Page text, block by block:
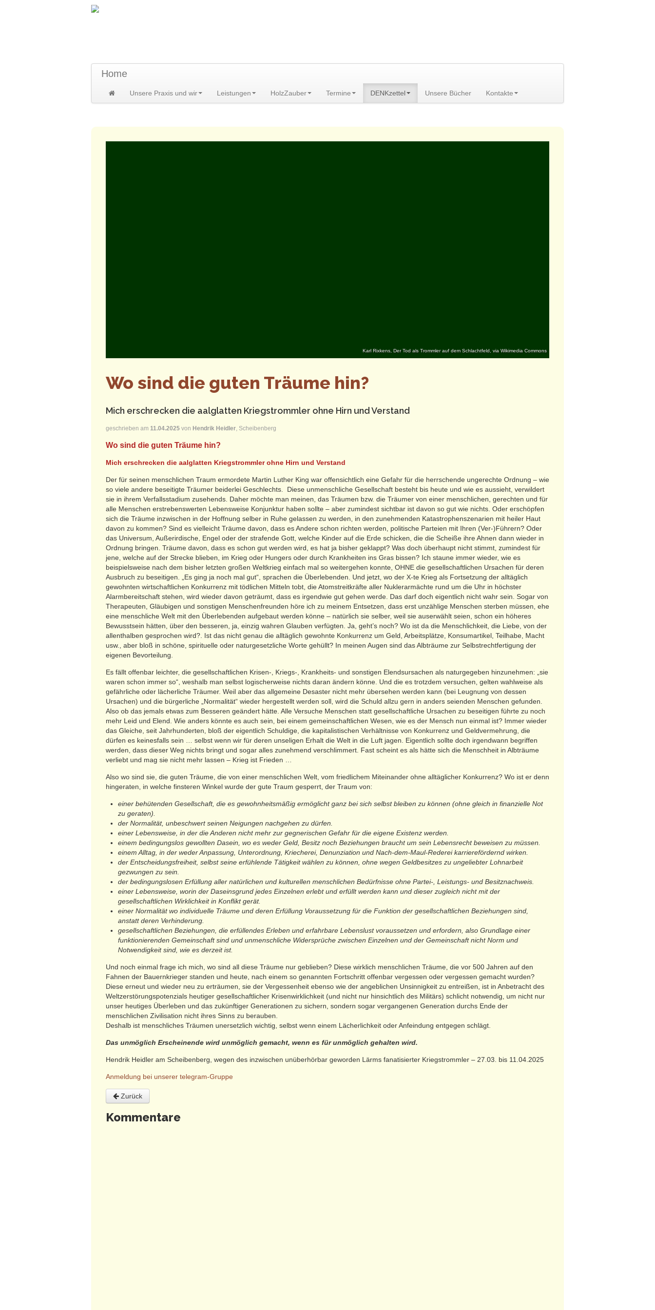
Home
Unsere Praxis und wir Leistungen HolzZauber Termine DENKzettel Unsere Bücher Kontakte
Karl Rixkens, Der Tod als Trommler auf dem Schlachtfeld, via Wikimedia Commons
Wo sind die guten Träume hin?
Mich erschrecken die aalglatten Kriegstrommler ohne Hirn und Verstand
geschrieben am 11.04.2025 von Hendrik Heidler, Scheibenberg
Wo sind die guten Träume hin?
Mich erschrecken die aalglatten Kriegstrommler ohne Hirn und Verstand
Der für seinen menschlichen Traum ermordete Martin Luther King war offensichtlich eine Gefahr für die herrschende ungerechte Ordnung – wie
so viele andere beseitigte Träumer beiderlei Geschlechts. Diese unmenschliche Gesellschaft besteht bis heute und wie es aussieht, verwildert
sie in ihrem Verfallsstadium zusehends. Daher möchte man meinen, das Träumen bzw. die Träumer von einer menschlichen, gerechten und für
alle Menschen erstrebenswerten Lebensweise Konjunktur haben sollte – aber zumindest sichtbar ist davon so gut wie nichts. Oder erschöpfen
sich die Träume inzwischen in der Hoffnung selber in Ruhe gelassen zu werden, in den zunehmenden Katastrophenszenarien mit heiler Haut
davon zu kommen? Sind es vielleicht Träume davon, dass es Andere schon richten werden, politische Parteien mit Ihren (Ver-)Führern? Oder
das Universum, Außerirdische, Engel oder der strafende Gott, welche Kinder auf die Erde schicken, die die Scheiße ihre Ahnen dann wieder in
Ordnung bringen. Träume davon, dass es schon gut werden wird, es hat ja bisher geklappt? Was doch überhaupt nicht stimmt, zumindest für
jene, welche auf der Strecke blieben, im Krieg oder Hungers oder durch Krankheiten ins Gras bissen? Ich staune immer wieder, wie es
beispielsweise nach dem bisher letzten großen Weltkrieg einfach mal so weitergehen konnte, OHNE die gesellschaftlichen Ursachen für deren
Ausbruch zu beseitigen. „Es ging ja noch mal gut“, sprachen die Überlebenden. Und jetzt, wo der X-te Krieg als Fortsetzung der alltäglich
gewohnten wirtschaftlichen Konkurrenz mit tödlichen Mitteln tobt, die Atomstreitkräfte aller Nuklerarmächte rund um die Uhr in höchster
Alarmbereitschaft stehen, wird wieder davon geträumt, dass es irgendwie gut gehen werde. Das darf doch eigentlich nicht wahr sein. Sogar von
Therapeuten, Gläubigen und sonstigen Menschenfreunden höre ich zu meinem Entsetzen, dass erst unzählige Menschen sterben müssen, ehe
eine menschliche Welt mit den Überlebenden aufgebaut werden könne – natürlich sie selber, weil sie auserwählt seien, schon ein höheres
Bewusstsein hätten, über den besseren, ja, einzig wahren Glauben verfügten. Ja, geht’s noch? Wo ist da die Menschlichkeit, die Liebe, von der
allenthalben gesprochen wird?. Ist das nicht genau die alltäglich gewohnte Konkurrenz um Geld, Arbeitsplätze, Konsumartikel, Teilhabe, Macht
usw., aber bloß in schöne, spirituelle oder naturgesetzliche Worte gehüllt? In meinen Augen sind das Albträume zur Selbstrechtfertigung der
eigenen Bevorteilung.
Es fällt offenbar leichter, die gesellschaftlichen Krisen-, Kriegs-, Krankheits- und sonstigen Elendsursachen als naturgegeben hinzunehmen: „sie
waren schon immer so“, weshalb man selbst logischerweise nichts daran ändern könne. Und die es trotzdem versuchen, gelten wahlweise als
gefährliche oder lächerliche Träumer. Weil aber das allgemeine Desaster nicht mehr übersehen werden kann (bei Leugnung von dessen
Ursachen) und die bürgerliche „Normalität“ wieder hergestellt werden soll, wird die Schuld allzu gern in anders seienden Menschen gefunden.
Also ob das jemals etwas zum Besseren geändert hätte. Alle Versuche Menschen statt gesellschaftliche Ursachen zu beseitigen führte zu noch
mehr Leid und Elend. Wie anders könnte es auch sein, bei einem gemeinschaftlichen Wesen, wie es der Mensch nun einmal ist? Immer wieder
das Gleiche, seit Jahrhunderten, bloß der eigentlich Schuldige, die kapitalistischen Verhältnisse von Konkurrenz und Geldvermehrung, die
dürfen es keinesfalls sein … selbst wenn wir für deren unseligen Erhalt die Welt in die Luft jagen. Eigentlich sollte doch irgendwann begriffen
werden, dass dieser Weg nichts bringt und sogar alles zunehmend verschlimmert. Fast scheint es als hätte sich die Menschheit in Albträume
verliebt und mag sie nicht mehr lassen – Krieg ist Frieden …
Also wo sind sie, die guten Träume, die von einer menschlichen Welt, vom friedlichem Miteinander ohne alltäglicher Konkurrenz? Wo ist er denn
hingeraten, in welche finsteren Winkel wurde der gute Traum gesperrt, der Traum von:
einer behütenden Gesellschaft, die es gewohnheitsmäßig ermöglicht ganz bei sich selbst bleiben zu können (ohne gleich in finanzielle Not
zu geraten).
der Normalität, unbeschwert seinen Neigungen nachgehen zu dürfen.
einer Lebensweise, in der die Anderen nicht mehr zur gegnerischen Gefahr für die eigene Existenz werden.
einem bedingungslos gewollten Dasein, wo es weder Geld, Besitz noch Beziehungen braucht um sein Lebensrecht beweisen zu müssen.
einem Alltag, in der weder Anpassung, Unterordnung, Kriecherei, Denunziation und Nach-dem-Maul-Rederei karrierefördernd wirken.
der Entscheidungsfreiheit, selbst seine erfühlende Tätigkeit wählen zu können, ohne wegen Geldbesitzes zu ungeliebter Lohnarbeit
gezwungen zu sein.
der bedingungslosen Erfüllung aller natürlichen und kulturellen menschlichen Bedürfnisse ohne Partei-, Leistungs- und Besitznachweis.
einer Lebensweise, worin der Daseinsgrund jedes Einzelnen erlebt und erfüllt werden kann und dieser zugleich nicht mit der
gesellschaftlichen Wirklichkeit in Konflikt gerät.
einer Normalität wo individuelle Träume und deren Erfüllung Voraussetzung für die Funktion der gesellschaftlichen Beziehungen sind,
anstatt deren Verhinderung.
gesellschaftlichen Beziehungen, die erfüllendes Erleben und erfahrbare Lebenslust voraussetzen und erfordern, also Grundlage einer
funktionierenden Gemeinschaft sind und unmenschliche Widersprüche zwischen Einzelnen und der Gemeinschaft nicht Norm und
Notwendigkeit sind, wie es derzeit ist.
Und noch einmal frage ich mich, wo sind all diese Träume nur geblieben? Diese wirklich menschlichen Träume, die vor 500 Jahren auf den
Fahnen der Bauernkrieger standen und heute, nach einem so genannten Fortschritt offenbar vergessen oder vergessen gemacht wurden?
Diese erneut und wieder neu zu erträumen, sie der Vergessenheit ebenso wie der angeblichen Unsinnigkeit zu entreißen, ist in Anbetracht des
Weltzerstörungspotenzials heutiger gesellschaftlicher Krisenwirklichkeit (und nicht nur hinsichtlich des Militärs) schlicht notwendig, um nicht nur
unser heutiges Überleben und das zukünftiger Generationen zu sichern, sondern sogar vergangenen Generation durchs Ende der
menschlichen Zivilisation nicht ihres Sinns zu berauben.
Deshalb ist menschliches Träumen unersetzlich wichtig, selbst wenn einem Lächerlichkeit oder Anfeindung entgegen schlägt.
Das unmöglich Erscheinende wird unmöglich gemacht, wenn es für unmöglich gehalten wird.
Hendrik Heidler am Scheibenberg, wegen des inzwischen unüberhörbar geworden Lärms fanatisierter Kriegstrommler – 27.03. bis 11.04.2025
Anmeldung bei unserer telegram-Gruppe
Zurück
Kommentare